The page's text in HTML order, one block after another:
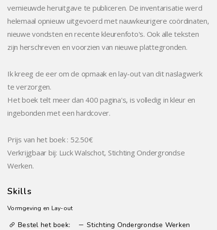
vernieuwde heruitgave te publiceren. De inventarisatie werd
helemaal opnieuw uitgevoerd met nauwkeurigere coördinaten,
nieuwe vondsten en recente kleurenfoto's. Ook alle teksten
zijn herschreven en voorzien van nieuwe plattegronden.
Ik kreeg de eer om de opmaak en lay-out van dit naslagwerk
te verzorgen.
Het boek telt meer dan 400 pagina's, is volledig in kleur en
ingebonden met een hardcover.
Prijs van het boek : 52.50€
Verkrijgbaar bij: Luck Walschot, Stichting Ondergrondse
Werken.
Skills
Vormgeving en Lay-out
Bestel het boek: Stichting Ondergrondse Werken